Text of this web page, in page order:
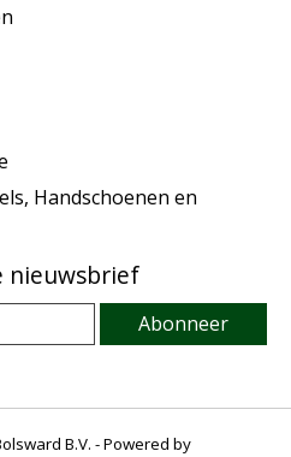
Handschoenen en
nieuwsbrief
Abonneer
B.V. - Powered by